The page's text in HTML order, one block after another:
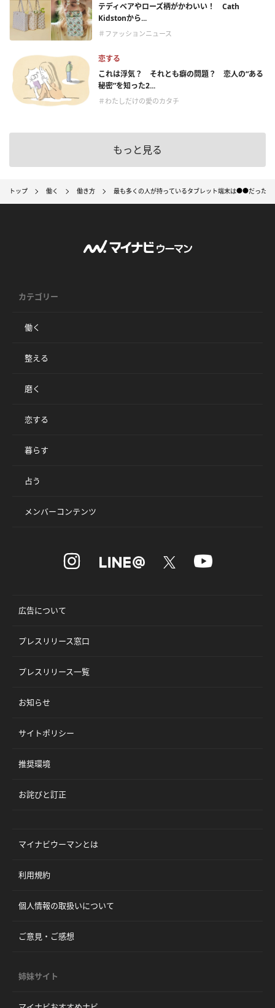
テディベアやローズ柄がかわいい！ Cath
Kidstonから...
＃ファッションニュース
恋する
これは浮気？ それとも癖の問題？ 恋人の“ある
秘密”を知った2...
＃わたしだけの愛のカタチ
もっと見る
トップ 働く 働き方 最も多くの人が持っているタブレット端末は●●だった!-
カテゴリー
働く
整える
磨く
恋する
暮らす
占う
メンバーコンテンツ
広告について
プレスリリース窓口
プレスリリース一覧
お知らせ
サイトポリシー
推奨環境
お詫びと訂正
マイナビウーマンとは
利用規約
個人情報の取扱いについて
ご意見・ご感想
姉妹サイト